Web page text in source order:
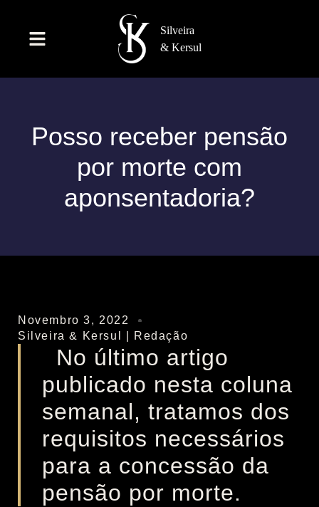
Posso receber pensão
por morte com
aponsentadoria?
Novembro 3, 2022
Silveira & Kersul | Redação
No último artigo
publicado nesta coluna
semanal, tratamos dos
requisitos necessários
para a concessão da
pensão por morte.